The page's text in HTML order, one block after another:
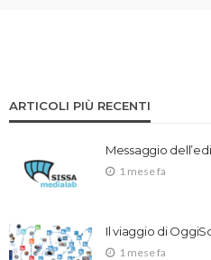
ARTICOLI PIÙ RECENTI
Messaggio
1 mese fa
Il viaggio di
1 mese fa